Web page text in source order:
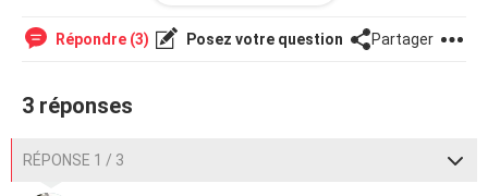
Répondre (3) Posez votre question Partager
3 réponses
RÉPONSE 1 / 3